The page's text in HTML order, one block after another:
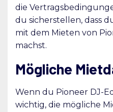
die
du sicherstellen, dass
mit dem Mieten von
machst.
Mögliche
Wenn du Pioneer DJ-
wichtig, die mögliche